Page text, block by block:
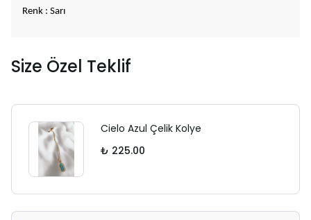
Renk : Sarı
Size Özel Teklif
Cielo Azul Çelik Kolye
₺ 225.00